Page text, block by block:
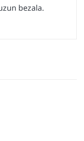
bezala.